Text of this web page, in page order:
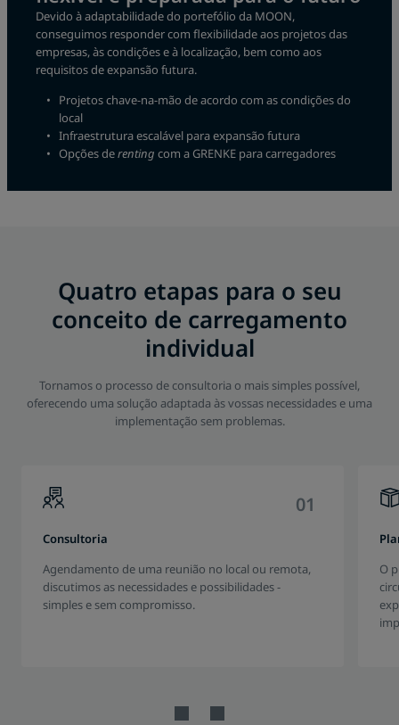
Devido à adaptabilidade do portefólio da MOON,
conseguimos responder com flexibilidade aos projetos das
empresas, às condições e à localização, bem como aos
requisitos de expansão futura.
Projetos chave-na-mão de acordo com as condições do
local
Infraestrutura escalável para expansão futura
Opções derenting com a GRENKE para carregadores
Quatro etapas para o seu
conceito de carregamento
individual
Tornamos o processo de consultoria o mais simples possível,
oferecendo uma solução adaptada às vossas necessidades e uma
implementação sem problemas.
01
Consultoria
Agendamento de uma reunião no local ou remota,
discutimos as necessidades e possibilidades -
simples e sem compromisso.
O